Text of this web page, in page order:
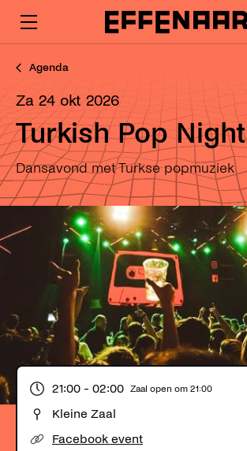
Agenda
za 24 okt 2026
Turkish Pop Night
Dansavond met Turkse popmuziek
21:00 - 02:00 Zaal open om 21:00
Kleine Zaal
Facebook event